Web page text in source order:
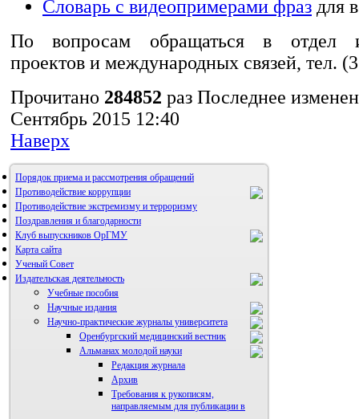
Словарь с видеопримерами фраз для
По вопросам обращаться в отдел
проектов и международных связей, тел.
Прочитано 284852 раз Последнее
Сентябрь 2015 12:40
Наверх
Порядок приема и рассмотрения обращений
Противодействие коррупции
Противодействие экстремизму и терроризму
Поздравления и благодарности
Клуб выпускников ОрГМУ
Карта сайта
Ученый Совет
Издательская деятельность
Учебные пособия
Научные издания
Научно-практические журналы университета
Оренбургский медицинский вестник
Альманах молодой науки
Редакция журнала
Архив
Требования к рукописям,
направляемым для публикации в